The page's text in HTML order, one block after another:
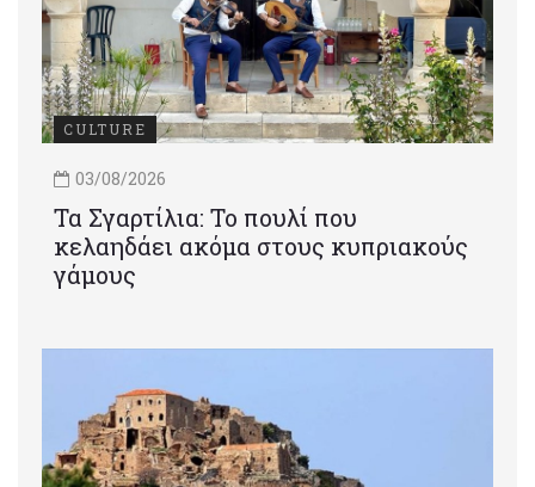
CULTURE
03/08/2026
Τα Σγαρτίλια: Το πουλί που
κελαηδάει ακόμα στους κυπριακούς
γάμους